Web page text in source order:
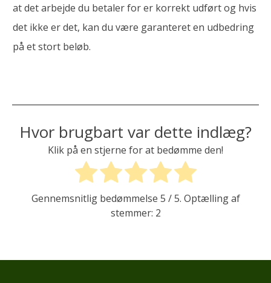
at det arbejde du betaler for er korrekt udført og hvis
det ikke er det, kan du være garanteret en udbedring
på et stort beløb.
Hvor brugbart var dette indlæg?
Klik på en stjerne for at bedømme den!
Gennemsnitlig bedømmelse 5 / 5. Optælling af
stemmer: 2